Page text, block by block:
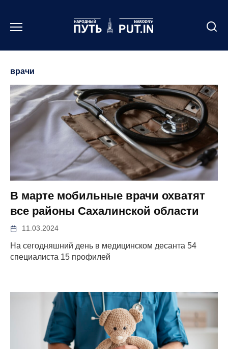
содержанию
врачи
В марте мобильные врачи охватят
все районы Сахалинской области
11.03.2024
На сегодняшний день в медицинском десанта 54
специалиста 15 профилей